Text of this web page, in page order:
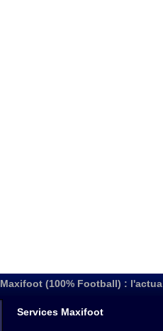
Maxifoot (100% Football) :
Services Maxifoot